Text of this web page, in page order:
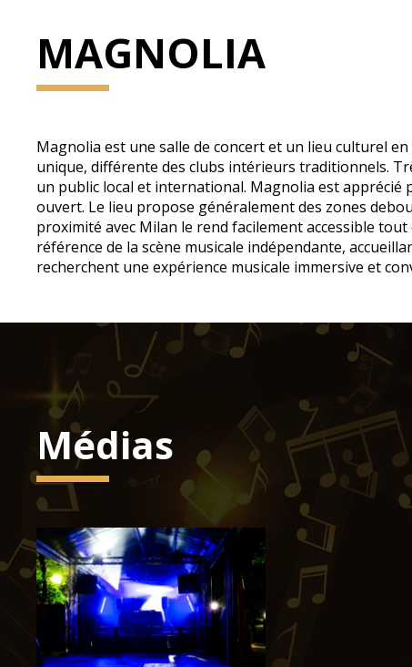
MAGNOLIA
Magnolia est une salle de concert et un lieu culturel
unique, différente des clubs intérieurs traditionnels.
un public local et international. Magnolia est
ouvert. Le lieu propose généralement des zones
proximité avec Milan le rend facilement accessible
référence de la scène musicale indépendante,
recherchent une expérience musicale immersive et
Médias